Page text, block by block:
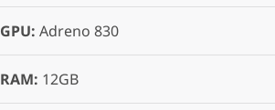
GPU: Adreno 830
RAM: 12GB